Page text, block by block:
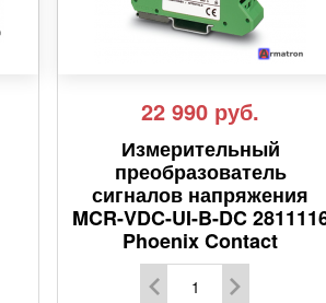
22 990 руб.
Измерительный
преобразователь
сигналов напряжения
MCR-VDC-UI-B-DC
Phoenix Contact